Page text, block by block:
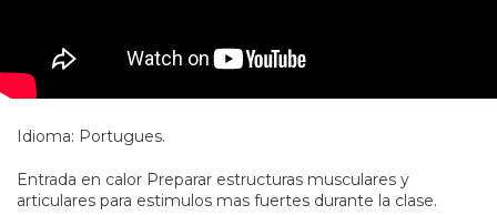
Idioma: Portugues.
Entrada en calor Preparar estructuras musculares y
articulares para estimulos mas fuertes durante la clase.